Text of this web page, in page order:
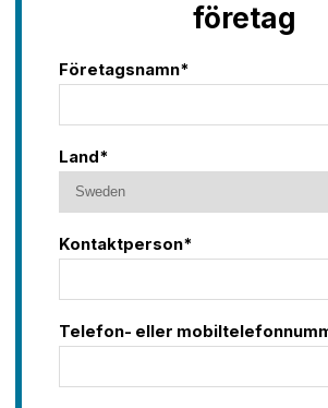
Fotografering och filmning
Behandling av personuppgifter
Vår sponsring
Tillgänglighetsredogörelse
företag
Företagsnamn*
Land*
Kontaktperson*
Telefon- eller